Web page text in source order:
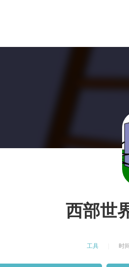
西部世
工具 时